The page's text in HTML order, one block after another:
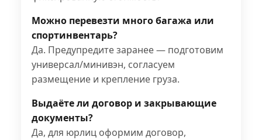
Можно перевезти много багажа или
спортинвентарь?
Да. Предупредите заранее — подготовим
универсал/минивэн, согласуем
размещение и крепление груза.
Выдаёте ли договор и закрывающие
документы?
Да, для юрлиц оформим договор,